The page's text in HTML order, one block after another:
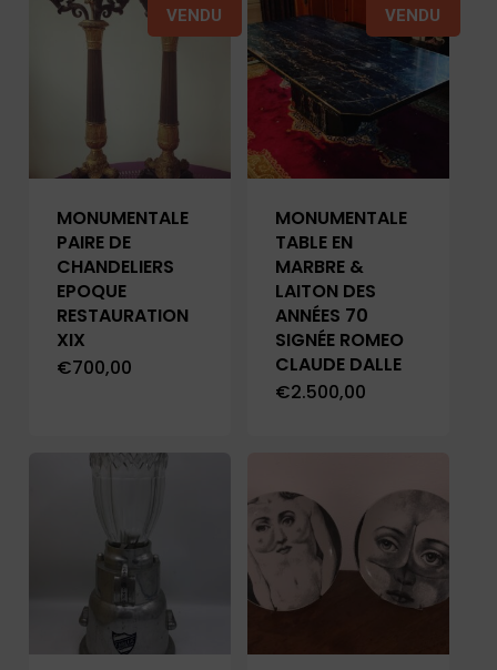
MONUMENTALE
PAIRE DE
CHANDELIERS
EPOQUE
RESTAURATION
XIX
€700,00
VENDU
MONUMENTALE
TABLE EN
MARBRE &
LAITON DES
ANNÉES 70
SIGNÉE ROMEO
CLAUDE DALLE
€2.500,00
VENDU